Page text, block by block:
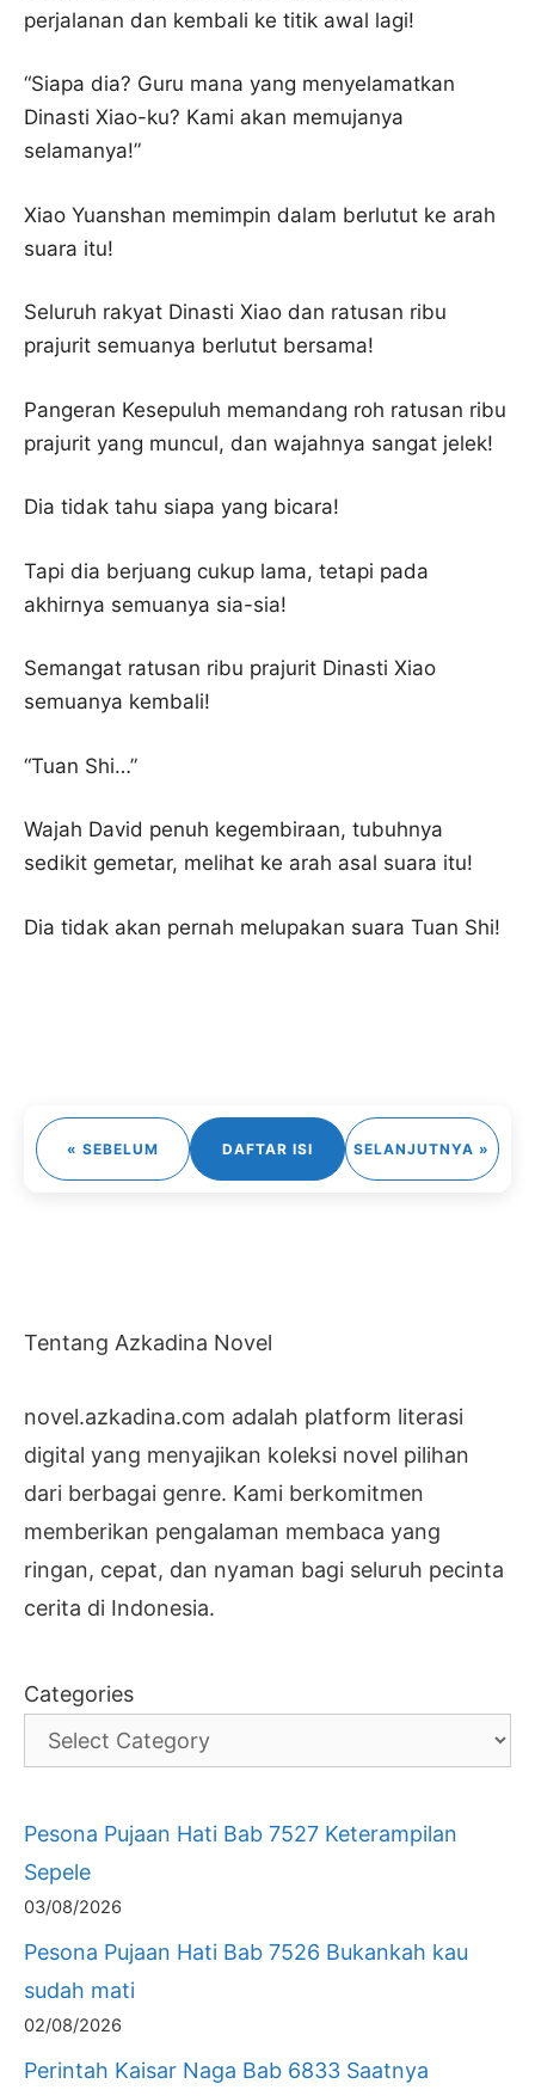
perjalanan dan kembali ke titik awal lagi!
“Siapa dia? Guru mana yang menyelamatkan
Dinasti Xiao-ku? Kami akan memujanya
selamanya!”
Xiao Yuanshan memimpin dalam berlutut ke arah
suara itu!
Seluruh rakyat Dinasti Xiao dan ratusan ribu
prajurit semuanya berlutut bersama!
Pangeran Kesepuluh memandang roh ratusan ribu
prajurit yang muncul, dan wajahnya sangat jelek!
Dia tidak tahu siapa yang bicara!
Tapi dia berjuang cukup lama, tetapi pada
akhirnya semuanya sia-sia!
Semangat ratusan ribu prajurit Dinasti Xiao
semuanya kembali!
“Tuan Shi…”
Wajah David penuh kegembiraan, tubuhnya
sedikit gemetar, melihat ke arah asal suara itu!
Dia tidak akan pernah melupakan suara Tuan Shi!
« SEBELUM DAFTAR ISI SELANJUTNYA »
Tentang Azkadina Novel
novel.azkadina.com adalah platform literasi
digital yang menyajikan koleksi novel pilihan
dari berbagai genre. Kami berkomitmen
memberikan pengalaman membaca yang
ringan, cepat, dan nyaman bagi seluruh pecinta
cerita di Indonesia.
Categories
Pesona Pujaan Hati Bab 7527 Keterampilan
Sepele
03/08/2026
Pesona Pujaan Hati Bab 7526 Bukankah kau
sudah mati
02/08/2026
Perintah Kaisar Naga Bab 6833 Saatnya